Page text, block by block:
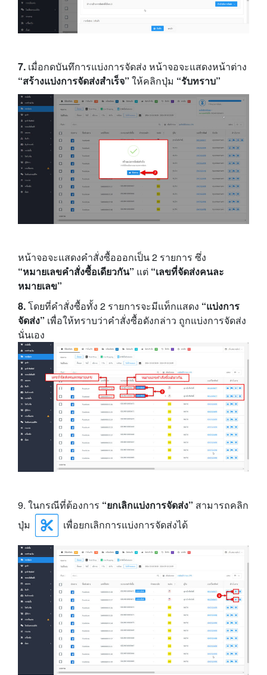
7. เมื่อกดบันทึการแบ่งการจัดส่ง หน้าจอจะแสดงหน้าต่าง
“สร้างแบ่งการจัดส่งสำเร็จ” ให้คลิกปุ่ม “รับทราบ”
หน้าจอจะแสดงคำสั่งซื้อออกเป็น 2 รายการ ซึ่ง
“หมายเลขคำสั่งซื้อเดียวกัน” แต่ “เลขที่จัดส่งคนละ
หมายเลข”
8.โดยที่คำสั่งซื้อทั้ง 2 รายการจะมีแท็กแสดง “แบ่งการ
จัดส่ง” เพื่อให้ทราบว่าคำสั่งซื้อดังกล่าว ถูกแบ่งการจัดส่ง
นั่นเอง
9. ในกรณีที่ต้องการ “ยกเลิกแบ่งการจัดส่ง” สามารถคลิก
ปุ่ม
เพื่อยกเลิกการแบ่งการจัดส่งได้